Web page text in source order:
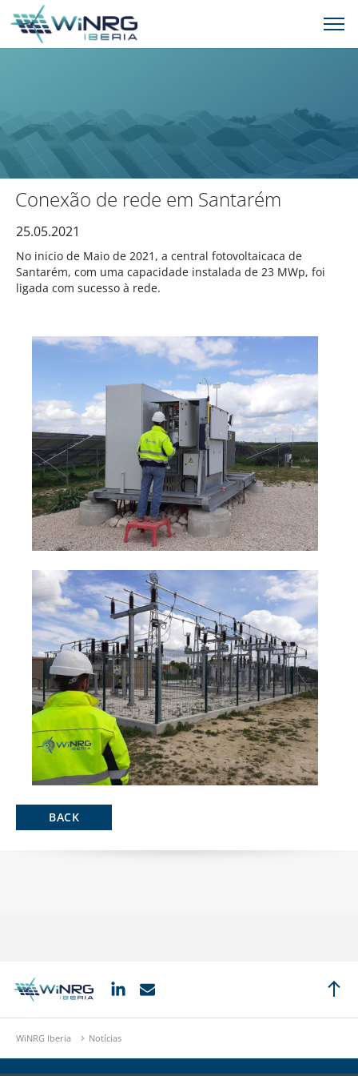
Conexão de rede em Santarém
25.05.2021
No inicio de Maio de 2021, a central fotovoltaicaca de
Santarém, com uma capacidade instalada de 23 MWp, foi
ligada com sucesso à rede.
BACK
WiNRG Iberia Notícias